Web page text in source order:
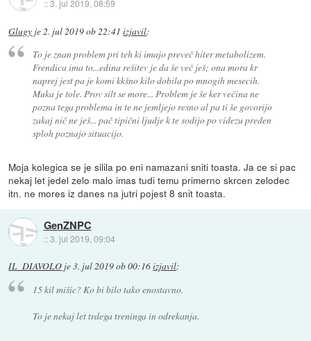
::3. jul 2019, 08:59
Glugy je2. jul 2019 ob 22:41 izjavil:
To je znan problem pri teh ki imajo preveč hiter metabolizem.
Frendica ima to...edina rešitev je da še več ješ; ona mora kr
naprej jest pa je komi kkšno kilo dobila po mnogih mesecih.
Muka je tole. Prov silt se more... Problem je še ker večina ne
pozna tega problema in te ne jemljejo resno al pa ti še govorijo
zakaj nič ne ješ... pač tipični ljudje k te sodijo po videzu preden
sploh poznajo situacijo.
Moja kolegica se je silila po eni namazani sniti toasta. Ja ce si pac
nekaj let jedel zelo malo imas tudi temu primerno skrcen zelodec
itn. ne mores iz danes na jutri pojest 8 snit toasta.
GenZNPC
::3. jul 2019, 09:04
IL_DIAVOLO je3. jul 2019 ob 00:16izjavil:
15 kil mišic? Ko bi bilo tako enostavno.
To je nekaj let trdega treninga in odrekanja.